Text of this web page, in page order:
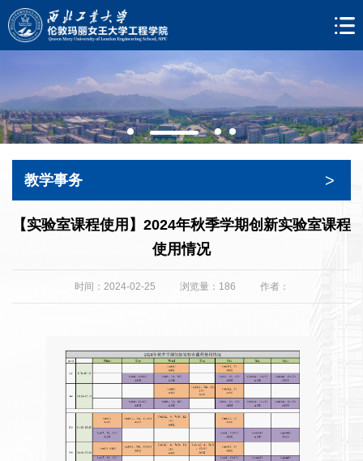
教学事务 >
【实验室课程使用】2024年秋季学期创新实验室课程
使用情况
时间：2024-02-25 浏览量： 186 作者：